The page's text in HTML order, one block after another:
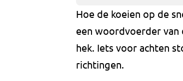
Hoe de koeien op de
een woordvoerder van
hek. Iets voor achten
richtingen.